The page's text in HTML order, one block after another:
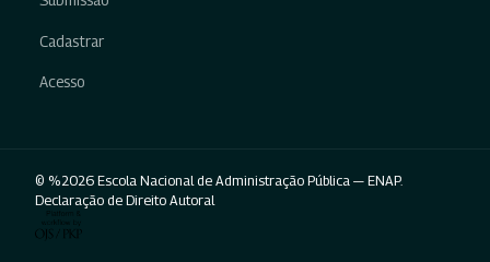
Cadastrar
Acesso
© %2026 Escola Nacional de Administração Pública — ENAP.
Declaração de Direito Autoral